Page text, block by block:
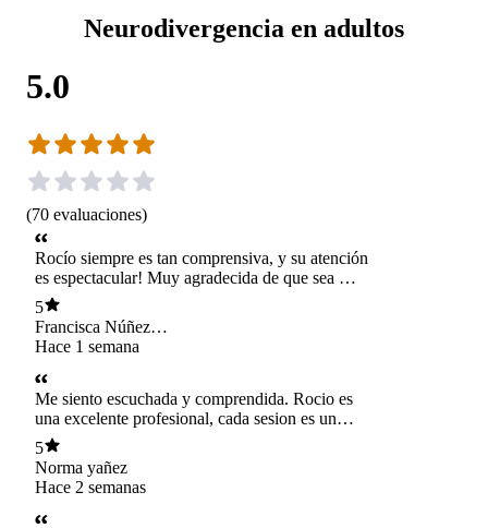
Neurodivergencia en adultos
5.0
(70 evaluaciones)
Rocío siempre es tan comprensiva, y su atención
es espectacular! Muy agradecida de que sea mi
terapeuta.
5
Francisca Núñez
Solar
Hace 1 semana
Me siento escuchada y comprendida. Rocio es
una excelente profesional, cada sesion es un
pequeño paso para entender como funciona un
cerebro con Tdah. Las herramientas que se
desarrollan a lo largo de los años para suplir
falencias y pasar piola por fin las veo gracias a
su ayuda. Cada sesion es un mundo nuevo.
5
Norma yañez
Hace 2 semanas